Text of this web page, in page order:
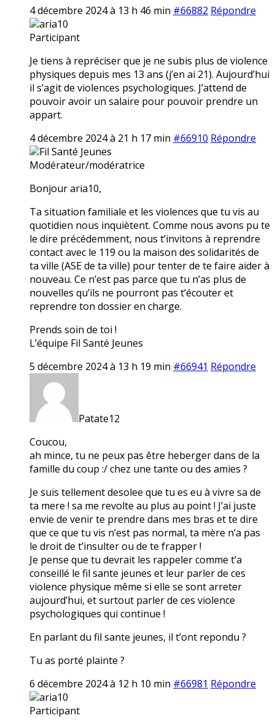
4 décembre 2024 à 13 h 46 min #66882 Répondre
aria10
Participant
Je tiens à repréciser que je ne subis plus de violence
physiques depuis mes 13 ans (j’en ai 21). Aujourd’hui
il s’agit de violences psychologiques. J’attend de
pouvoir avoir un salaire pour pouvoir prendre un
appart.
4 décembre 2024 à 21 h 17 min #66910 Répondre
Fil Santé Jeunes
Modérateur/modératrice
Bonjour aria10,
Ta situation familiale et les violences que tu vis au
quotidien nous inquiètent. Comme nous avons pu te
le dire précédemment, nous t’invitons à reprendre
contact avec le 119 ou la maison des solidarités de
ta ville (ASE de ta ville) pour tenter de te faire aider à
nouveau. Ce n’est pas parce que tu n’as plus de
nouvelles qu’ils ne pourront pas t’écouter et
reprendre ton dossier en charge.
Prends soin de toi !
L’équipe Fil Santé Jeunes
5 décembre 2024 à 13 h 19 min #66941 Répondre
Patate12
Coucou,
ah mince, tu ne peux pas être heberger dans de la
famille du coup :/ chez une tante ou des amies ?
Je suis tellement desolee que tu es eu à vivre sa de
ta mere ! sa me revolte au plus au point ! J’ai juste
envie de venir te prendre dans mes bras et te dire
que ce que tu vis n’est pas normal, ta mère n’a pas
le droit de t’insulter ou de te frapper !
Je pense que tu devrait les rappeler comme t’a
conseillé le fil sante jeunes et leur parler de ces
violence physique même si elle se sont arreter
aujourd’hui, et surtout parler de ces violence
psychologiques qui continue !
En parlant du fil sante jeunes, il t’ont repondu ?
Tu as porté plainte ?
6 décembre 2024 à 12 h 10 min #66981 Répondre
aria10
Participant